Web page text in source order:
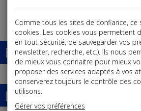
Base documentaire
La paye
Comme tous les sites de confiance, ce
cookies. Les cookies vous permettent
en tout sécurité, de sauvegarder vos
newsletter, recherche, etc.). Ils nous
de mieux vous connaitre pour mieux
proposer des services adaptés à vos
conserverez toujours le contrôle des
utilisons.
Gérer vos préférences